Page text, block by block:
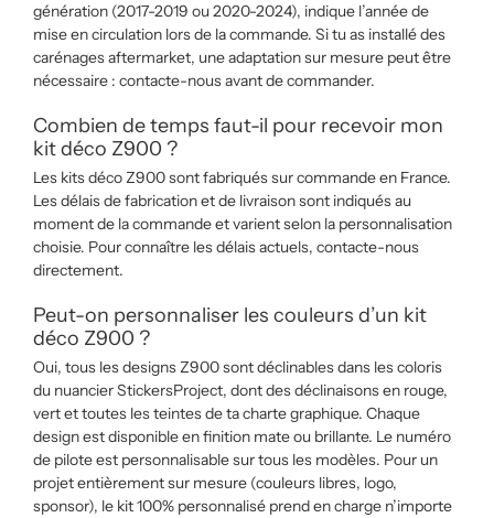
génération (2017-2019 ou 2020-2024), indique l’année de
mise en circulation lors de la commande. Si tu as installé des
carénages aftermarket, une adaptation sur mesure peut être
nécessaire : contacte-nous avant de commander.
Combien de temps faut-il pour recevoir mon
kit déco Z900 ?
Les kits déco Z900 sont fabriqués sur commande en France.
Les délais de fabrication et de livraison sont indiqués au
moment de la commande et varient selon la personnalisation
choisie. Pour connaître les délais actuels, contacte-nous
directement.
Peut-on personnaliser les couleurs d’un kit
déco Z900 ?
Oui, tous les designs Z900 sont déclinables dans les coloris
du nuancier StickersProject, dont des déclinaisons en rouge,
vert et toutes les teintes de ta charte graphique. Chaque
design est disponible en finition mate ou brillante. Le numéro
de pilote est personnalisable sur tous les modèles. Pour un
projet entièrement sur mesure (couleurs libres, logo,
sponsor), le kit 100% personnalisé prend en charge n’importe